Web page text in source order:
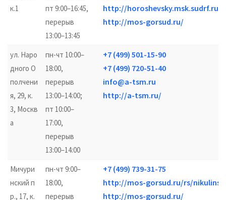
к.1
пт 9:00–16:45,
перерыв
13:00–13:45
http://horoshevsky.msk.sudrf.ru/
http://mos-gorsud.ru/
ул. Наро
дного О
полчени
я, 29, к.
3, Москв
а
пн-чт 10:00–
18:00,
перерыв
13:00–14:00;
пт 10:00–
17:00,
перерыв
13:00–14:00
+7 (499) 501-15-90
+7 (499) 720-51-40
info@a-tsm.ru
http://a-tsm.ru/
Мичури
нский п
р., 17, к.
пн-чт 9:00–
18:00,
перерыв
+7 (499) 739-31-75
http://mos-gorsud.ru/rs/
http://mos-gorsud.ru/